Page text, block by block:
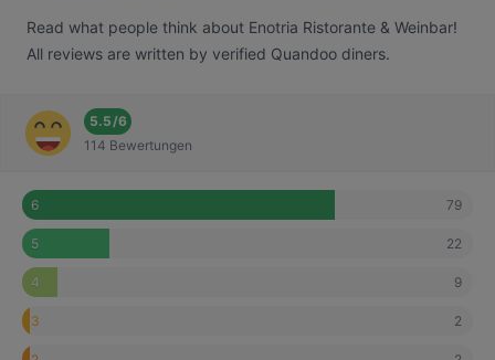
Read what people think about Enotria Ristorante & Weinbar!
All reviews are written by verified Quandoo diners.
5.5/6
114 Bewertungen
6 79
5 22
4 9
3 2